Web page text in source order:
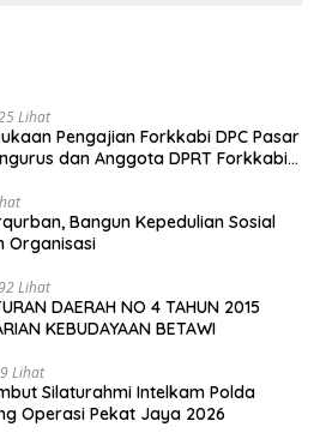
Lihat
Pengajian Forkkabi DPC Pasar
dan Anggota DPRT Forkkabi
Bangun Kepedulian Sosial
Organisasi
Lihat
DAERAH NO 4 TAHUN 2015
KEBUDAYAAN BETAWI
Lihat
Silaturahmi Intelkam Polda
Operasi Pekat Jaya 2026